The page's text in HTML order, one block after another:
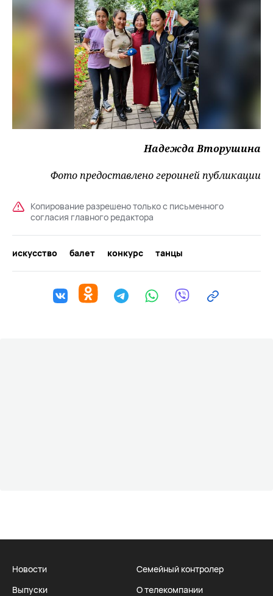
Надежда Вторушина
Фото предоставлено героиней публикации
Копирование разрешено только с письменного
согласия главного редактора
искусство балет конкурс танцы
Новости
Выпуски
Семейный контролер
О телекомпании